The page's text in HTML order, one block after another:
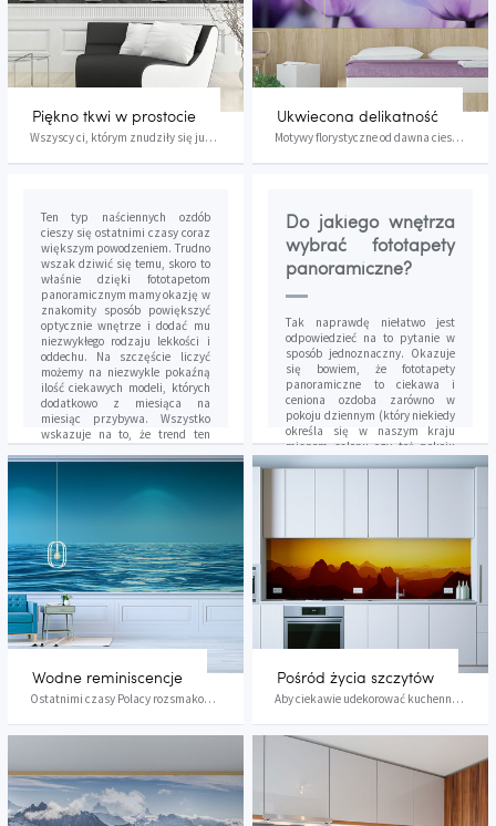
Piękno tkwi w prostocie
Wszyscy ci, którym znudziły się już niezwykle k...
Ukwiecona delikatność
Motywy florystyczne od dawna cieszą się wielkim...
Ten typ naściennych ozdób
cieszy się ostatnimi czasy coraz
większym powodzeniem. Trudno
wszak dziwić się temu, skoro to
właśnie dzięki fototapetom
panoramicznym mamy okazję w
znakomity sposób powiększyć
optycznie wnętrze i dodać mu
niezwykłego rodzaju lekkości i
oddechu. Na szczęście liczyć
możemy na niezwykle pokaźną
ilość ciekawych modeli, których
dodatkowo z miesiąca na
miesiąc przybywa. Wszystko
wskazuje na to, że trend ten
Do jakiego wnętrza
wybrać fototapety
panoramiczne?
Tak naprawdę niełatwo jest
odpowiedzieć na to pytanie w
sposób jednoznaczny. Okazuje
się bowiem, że fototapety
panoramiczne to ciekawa i
ceniona ozdoba zarówno w
pokoju dziennym (który niekiedy
określa się w naszym kraju
mianem salonu czy też pokoju
gościnnego lub też z racji
by zdecydować się na
umieszczenie owej niezwykłej
ozdoby w centralnym punkcie
danego pomieszczenia, dzięki
temu bowiem ma ona okazję
stać się w nim najistotniejszą
Wodne reminiscencje
Ostatnimi czasy Polacy rozsmakowali się w minim...
Pośród życia szczytów
Aby ciekawie udekorować kuchenną przestrzeń i s...